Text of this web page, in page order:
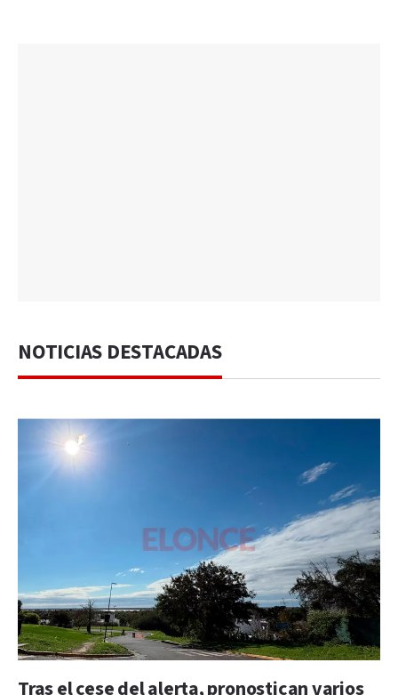
NOTICIAS DESTACADAS
Tras el cese del alerta, pronostican varios